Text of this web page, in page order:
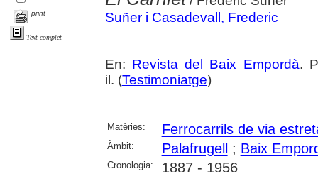
print
Text complet
Suñer i Casadevall, Frederic
En: Revista del Baix Empordà.
il. (Testimoniatge)
Matèries: Ferrocarrils de via
Àmbit: Palafrugell ; Baix
Cronologia: 1887 - 1956